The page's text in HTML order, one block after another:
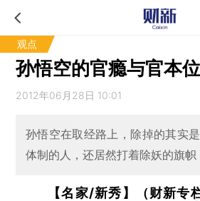
观点
孙悟空的官瘾与官本位
2012年06月28日 10:01
孙悟空在取经路上，除掉的其实
体制的人，还居然打着除妖的旗帜
【名家/新秀】（财新专